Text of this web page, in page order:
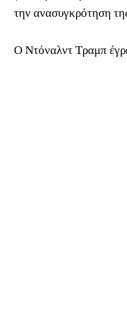
την ανασυγκρότηση
Ο Ντόναλντ Τραμπ